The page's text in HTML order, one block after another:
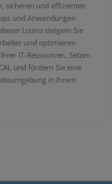
sicheren und effizienten
und Anwendungen
Lizenz steigern Sie
und optimieren
IT-Ressourcen. Setzen
und fördern Sie eine
in Ihrem